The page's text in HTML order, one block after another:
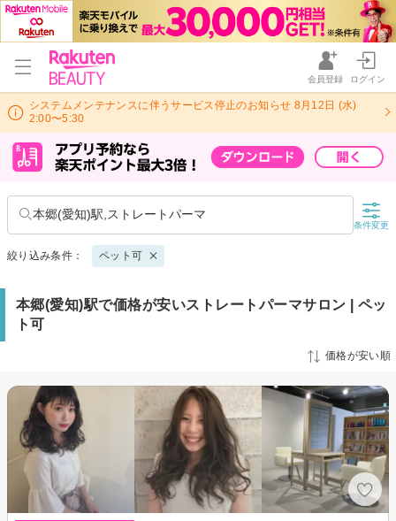
会員登録 ログイン
システムメンテナンスに伴うサービス停止のお知らせ 8月12日 (水)
2:00〜5:30
本郷(愛知)駅,ストレートパーマ
条件変更
絞り込み条件： ペット可
本郷(愛知)駅で価格が安いストレートパーマサロン | ペッ
ト可
価格が安い順